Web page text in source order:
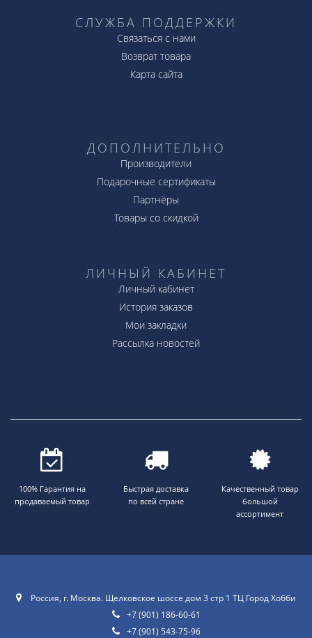
СЛУЖБА ПОДДЕРЖКИ
Связаться с нами
Возврат товара
Карта сайта
ДОПОЛНИТЕЛЬНО
Производители
Подарочные сертификаты
Партнёры
Товары со скидкой
ЛИЧНЫЙ КАБИНЕТ
Личный кабинет
История заказов
Мои закладки
Рассылка новостей
100% Гарантия на
продаваемый товар
Быстрая доставка
по всей стране
Качественный товар
большой
ассортимент
Россия, г. Москва. Щелковское шоссе дом 3 стр 1 ТЦ Город Хобби
+7 (901) 186-60-61
+7 (901) 543-75-96